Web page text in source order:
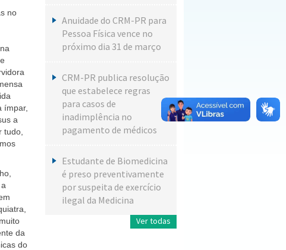
no
ímpar,
a
tudo,
da
do
Anuidade do CRM-PR para
Pessoa Física vence no
próximo dia 31 de março
CRM-PR publica resolução
que estabelece regras
para casos de
inadimplência no
pagamento de médicos
Estudante de Biomedicina
é preso preventivamente
por suspeita de exercício
ilegal da Medicina
Ver todas